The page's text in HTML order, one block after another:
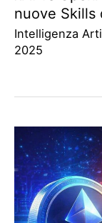
nuove Skills
Intelligenza
2025